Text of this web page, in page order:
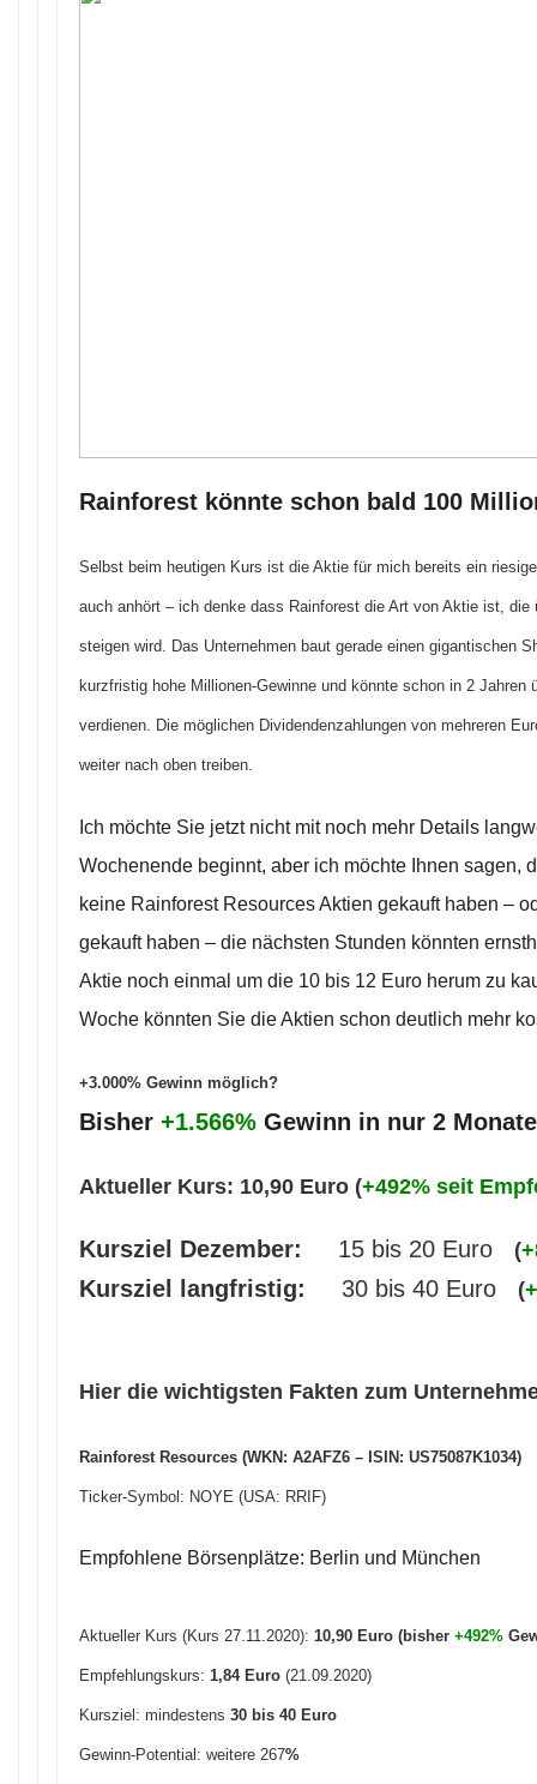
Rainforest könnte schon bald 100
Selbst beim heutigen Kurs ist die Aktie für mich bereits ein
auch anhört – ich denke dass Rainforest die Art von Aktie ist, die
steigen wird. Das Unternehmen baut gerade einen gigantischen
kurzfristig hohe Millionen-Gewinne und könnte schon in 2 Jahren
verdienen. Die möglichen Dividendenzahlungen von mehreren
weiter nach oben treiben.
Ich möchte Sie jetzt nicht mit noch mehr Details
Wochenende beginnt, aber ich möchte Ihnen sagen,
keine Rainforest Resources Aktien gekauft haben –
gekauft haben – die nächsten Stunden könnten
Aktie noch einmal um die 10 bis 12 Euro herum zu
Woche könnten Sie die Aktien schon deutlich mehr
+3.000% Gewinn möglich?
Bisher +1.566% Gewinn in nur 2
Aktueller Kurs: 10,90 Euro (+492% seit
Kursziel Dezember: 15 bis 20 Euro (
Kursziel langfristig: 30 bis 40 Euro (
Hier die wichtigsten Fakten zum
Rainforest Resources (WKN: A2AFZ6 – ISIN: US75087K1034)
Ticker-Symbol: NOYE (USA: RRIF)
Empfohlene Börsenplätze: Berlin und München
Aktueller Kurs (Kurs 27.11.2020): 10,90 Euro (bisher +492%
Empfehlungskurs: 1,84 Euro (21.09.2020)
Kursziel: mindestens 30 bis 40 Euro
Gewinn-Potential: weitere 267%